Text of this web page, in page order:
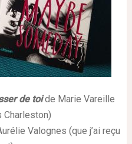
de toide Marie Vareille
Charleston)
Valognes (que j’ai reçu